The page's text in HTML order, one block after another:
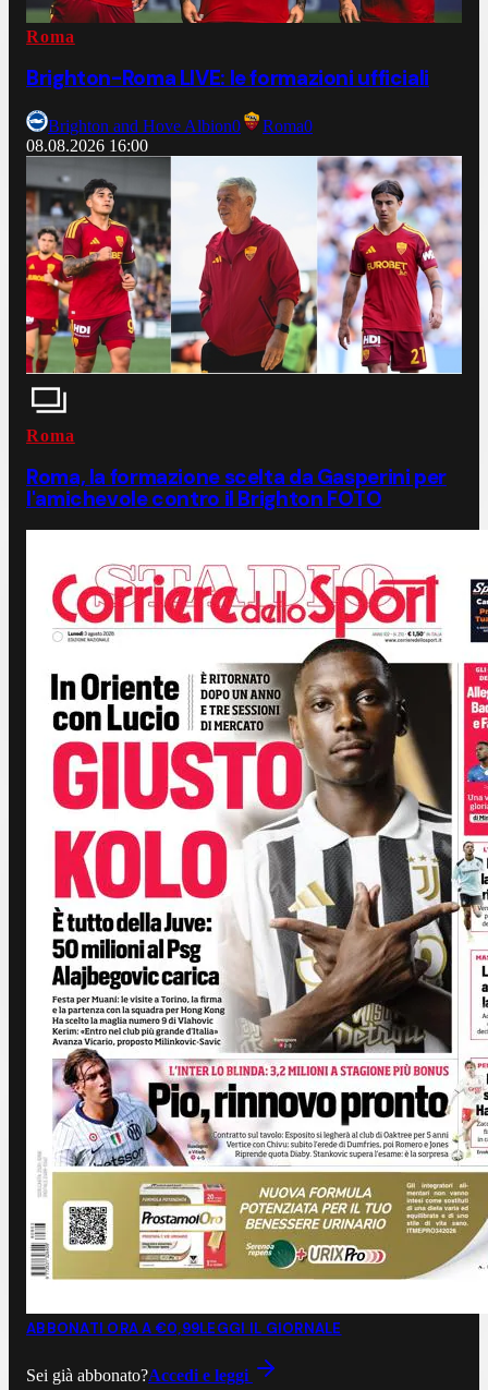
Roma
Brighton-Roma LIVE: le formazioni ufficiali
Brighton and Hove Albion0 Roma0
08.08.2026 16:00
Roma
Roma, la formazione scelta da Gasperini per
l'amichevole contro il Brighton FOTO
ABBONATI ORA A €0,99LEGGI IL GIORNALE
Sei già abbonato?Accedi e leggi